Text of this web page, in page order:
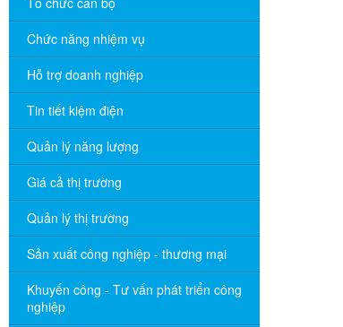
Chức năng nhiệm vụ
Hỗ trợ doanh nghiệp
Tin tiết kiệm điện
Quản lý năng lượng
Giá cả thị trường
Quản lý thị trường
Sản xuất công nghiệp - thương mại
Khuyến công - Tư vấn phát triển công
nghiệp